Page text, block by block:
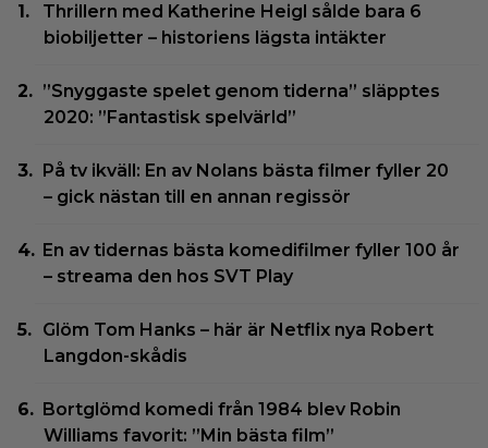
Thrillern med Katherine Heigl sålde bara 6
biobiljetter – historiens lägsta intäkter
”Snyggaste spelet genom tiderna” släpptes
2020: ”Fantastisk spelvärld”
På tv ikväll: En av Nolans bästa filmer fyller 20
– gick nästan till en annan regissör
En av tidernas bästa komedifilmer fyller 100 år
– streama den hos SVT Play
Glöm Tom Hanks – här är Netflix nya Robert
Langdon-skådis
Bortglömd komedi från 1984 blev Robin
Williams favorit: ”Min bästa film”